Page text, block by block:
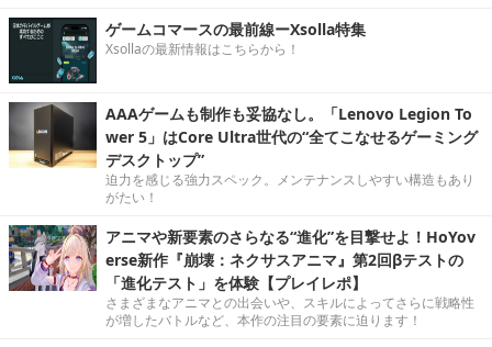
ゲームコマースの最前線ーXsolla特集
Xsollaの最新情報はこちらから！
AAAゲームも制作も妥協なし。「Lenovo Legion To
wer 5」はCore Ultra世代の“全てこなせるゲーミング
デスクトップ”
迫力を感じる強力スペック。メンテナンスしやすい構造もあり
がたい！
アニマや新要素のさらなる“進化”を目撃せよ！HoYov
erse新作『崩壊：ネクサスアニマ』第2回βテストの
「進化テスト」を体験【プレイレポ】
さまざまなアニマとの出会いや、スキルによってさらに戦略性
が増したバトルなど、本作の注目の要素に迫ります！